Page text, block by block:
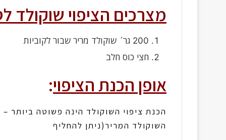
מצרכים הציפוי שוקולד
200 גר´ שוקולד מריר שבור לקוביות
חצי כוס חלב
אופן הכנת הציפוי:
הכנת ציפוי השוקולד הינה פשוטה ביותר
השוקולד המריר(ניתן להחליף